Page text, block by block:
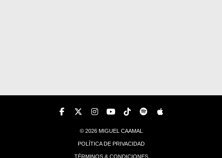
© 2026 MIGUEL CAAMAL
POLÍTICA DE PRIVACIDAD
TÉRMINOS & CONDICIONES